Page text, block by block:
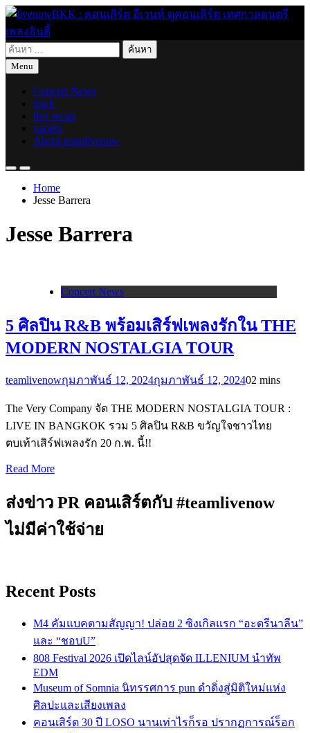
Skip
content
livenowBKK : คอนเสิร์ต อีเวนท์ ดูคอนเสิร์ต เทศกาลดนตรี เพลง
อินดี้
live for today
ค้นหา
สำหรับ:
Menu
Concert News
track
live recap
variety
About teamlivenow
Home
Jesse Barrera
Jesse Barrera
Concert News
5 ศิลปิน R&B พร้อมเสิร์ฟเพลงรักใน THE
MODERN NOSTALGIA TOUR
teamlivenowกุมภาพันธ์ 12, 2024กุมภาพันธ์ 12, 202402 mins
The Very Company จัด THE MODERN NOSTALGIA TOUR :
LIVE IN BANGKOK รวม 5 ศิลปิน R&B ขวัญใจชาวไทย
ตบเท้าเสิร์ฟเพลงรัก 20 ก.พ. นี้!!
Read More
ส่งข่าว PR คอนเสิร์ตกับ #teamlivenow
ไม่มีค่าใช้จ่าย
Recent Posts
M4 คัมแบคตามสัญญา! ปล่อย 2 ซิงเกิลแรก “อะดรีนาลีน”
และ “ชอบU”
808 Festival 2026 เปิดไลน์อัปสุดจัด ILLENIUM นำทัพ
EDM
Museum of Somnia นิทรรศการ pun ดำดิ่งสู่มิติใหม่แห่ง
ศิลปะและเสียงเพลง
คอนเสิร์ต 30 ปี LOSO นานเท่าไรก็รอ ปรากฏการณ์ร็อก